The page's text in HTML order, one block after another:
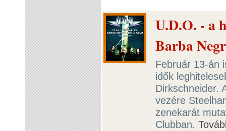
U.D.O. - a
Barba
Február 13-án
idők
Dirkschneider.
vezére
zenekarát
Clubban.